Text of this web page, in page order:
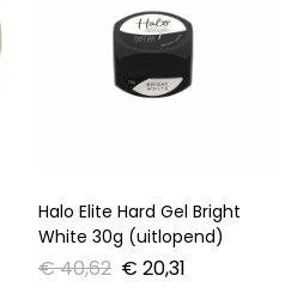
Halo Elite Hard Gel Bright
White 30g (uitlopend)
€40,62 € 20,31